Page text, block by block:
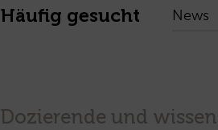
Häufig gesucht News
Dozierende und